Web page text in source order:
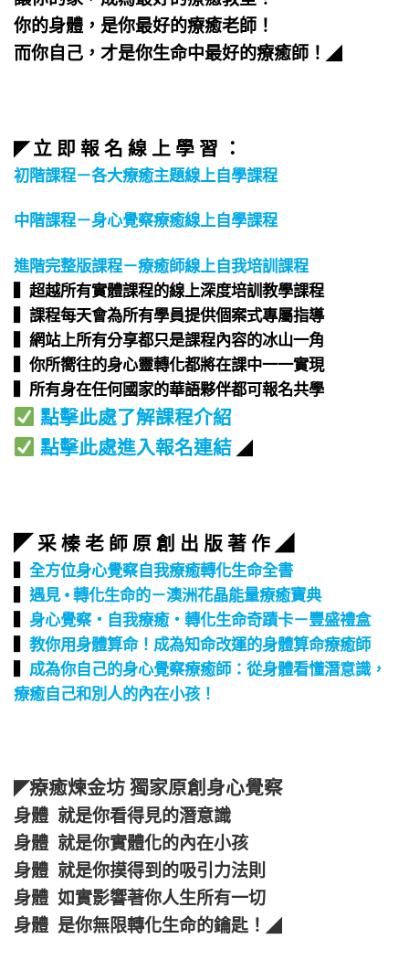
你的身體，是你最好的療癒老師！
而你自己，才是你生命中最好的療癒師！ ◢
◤立 即 報 名 線 上 學 習 ：
初階課程－各大療癒主題線上自學課程
中階課程－身心覺察療癒線上自學課程
進階完整版課程－療癒師線上自我培訓課程
▍超越所有實體課程的線上深度培訓教學課程​
▍課程每天會為所有學員提供個案式專屬指導​
▍網站上所有分享都只是課程內容的冰山一角​
▍你所嚮往的身心靈轉化都將在課中一一實現​
▍所有身在任何國家的華語夥伴都可報名共學​
點擊此處了解課程介紹
點擊此處進入報名連結 ◢
◤ 采 榛 老 師 原 創 出 版 著 作 ◢
▍ 全方位身心覺察自我療癒轉化生命全書
▍ 遇見 • 轉化生命的－澳洲花晶能量療癒寶典
▍ 身心覺察‧自我療癒‧轉化生命奇蹟卡－豐盛禮盒
▍ 教你用身體算命！成為知命改運的身體算命療癒師
▍ 成為你自己的身心覺察療癒師：從身體看懂潛意識，
療癒自己和別人的內在小孩！
◤療癒煉金坊 獨家原創身心覺察
身體 就是你看得見的潛意識
身體 就是你實體化的內在小孩
身體 就是你摸得到的吸引力法則
身體 如實影響著你人生所有一切
身體 是你無限轉化生命的鑰匙！ ◢